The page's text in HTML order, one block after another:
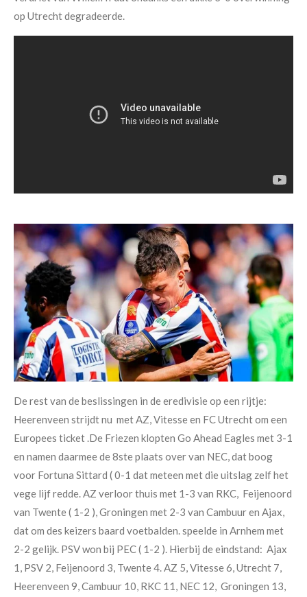
op Utrecht degradeerde.
De rest van de beslissingen in de eredivisie op een rijtje:
Heerenveen strijdt nu met AZ, Vitesseen FC Utrecht om een
Europees ticket .De Friezen klopten Go Ahead Eagles met 3-1
en namen daarmee de 8ste plaats overvan NEC, dat boog
voor Fortuna Sittard ( 0-1 dat meteen met die uitslag zelf het
vege lijf redde. AZ verloor thuis met 1-3 van RKC, Feijenoord
van Twente ( 1-2 ), Groningen met 2-3 van Cambuur en Ajax,
dat om des keizers baard voetbalden. speelde in Arnhem met
2-2 gelijk. PSV won bij PEC ( 1-2 ). Hierbij de eindstand: Ajax
1, PSV 2, Feijenoord 3, Twente 4. AZ 5, Vitesse 6, Utrecht 7,
Heerenveen 9, Cambuur 10, RKC 11, NEC 12, Groningen 13,